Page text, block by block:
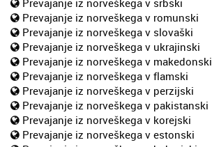
Prevajanje iz norveškega v romunski
Prevajanje iz norveškega v slovaški
Prevajanje iz norveškega v ukrajinski
Prevajanje iz norveškega v makedonski
Prevajanje iz norveškega v flamski
Prevajanje iz norveškega v perzijski
Prevajanje iz norveškega v pakistanski
Prevajanje iz norveškega v korejski
Prevajanje iz norveškega v estonski